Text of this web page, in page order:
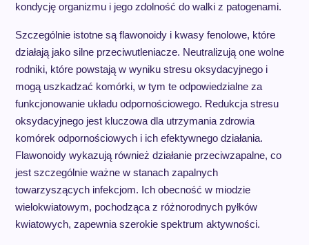
kondycję organizmu i jego zdolność do walki z patogenami.
Szczególnie istotne są flawonoidy i kwasy fenolowe, które
działają jako silne przeciwutleniacze. Neutralizują one wolne
rodniki, które powstają w wyniku stresu oksydacyjnego i
mogą uszkadzać komórki, w tym te odpowiedzialne za
funkcjonowanie układu odpornościowego. Redukcja stresu
oksydacyjnego jest kluczowa dla utrzymania zdrowia
komórek odpornościowych i ich efektywnego działania.
Flawonoidy wykazują również działanie przeciwzapalne, co
jest szczególnie ważne w stanach zapalnych
towarzyszących infekcjom. Ich obecność w miodzie
wielokwiatowym, pochodząca z różnorodnych pyłków
kwiatowych, zapewnia szerokie spektrum aktywności.